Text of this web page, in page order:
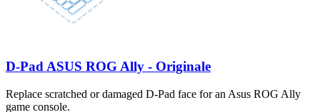
D-Pad ASUS ROG Ally - Originale
Replace scratched or damaged D-Pad face for an Asus ROG Ally
game console.